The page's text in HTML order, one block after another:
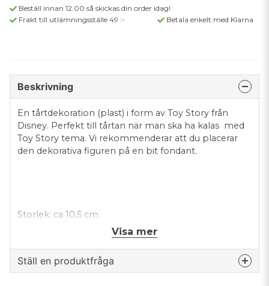
Beställ innan 12.00 så skickas din order idag!
Frakt till utlämningsställe 49 :-
Betala enkelt med Klarna
Beskrivning
En tårtdekoration (plast) i form av Toy Story från
Disney. Perfekt till tårtan när man ska ha kalas med
Toy Story tema. Vi rekommenderar att du placerar
den dekorativa figuren på en bit fondant.
Storlek: ca 10,5 cm
Visa mer
Ställ en produktfråga